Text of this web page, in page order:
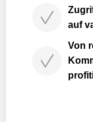
auf
Von